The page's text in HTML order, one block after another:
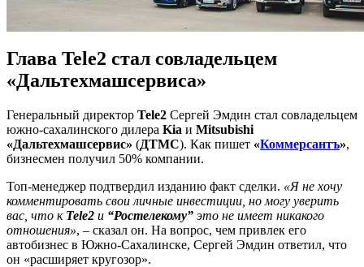
Глава Tele2 стал совладельцем
«Дальтехмашсервиса»
Генеральный директор Tele2 Сергей Эмдин стал совладельцем
южно-сахалинского дилера Kia и Mitsubishi
«Дальтехмашсервис» (ДТМС). Как пишет «Коммерсантъ»,
бизнесмен получил 50% компании.
Топ-менеджер подтвердил изданию факт сделки. «Я не хочу
комментировать свои личные инвестиции, но могу уверить
вас, что к Tele2 и “Ростелекому” это не имеет никакого
отношения», – сказал он. На вопрос, чем привлек его
автобизнес в Южно-Сахалинске, Сергей Эмдин ответил, что
он «расширяет кругозор».